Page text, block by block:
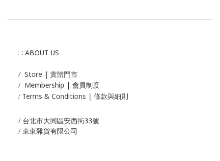
: : ABOUT US
/ Store | 實體門市
/ Membership | 會員制度
/ Terms & Conditions | 條款與細則
/ 台北市大同區安西街33號
/ 東東雜貨有限公司